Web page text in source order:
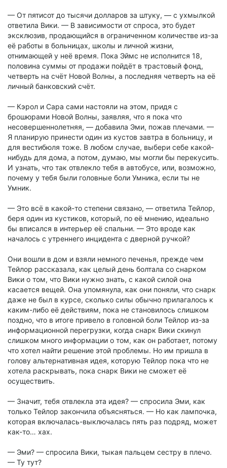
— От пятисот до тысячи долларов за штуку, — с ухмылкой
ответила Вики. — В зависимости от спроса, это будет
эксклюзив, продающийся в ограниченном количестве из-за
её работы в больницах, школы и личной жизни,
отнимающей у неё время. Пока Эймс не исполнится 18,
половина суммы от продажи пойдёт в трастовый фонд,
четверть на счёт Новой Волны, а последняя четверть на её
личный банковский счёт.
— Кэрол и Сара сами настояли на этом, придя с
брошюрами Новой Волны, заявляя, что я пока что
несовершеннолетняя, — добавила Эми, пожав плечами. —
Я планирую принести один из кустов завтра в больницу, и
для вестибюля тоже. В любом случае, выбери себе какой-
нибудь для дома, а потом, думаю, мы могли бы перекусить.
И узнать, что так отвлекло тебя в автобусе, или, возможно,
почему у тебя были головные боли Умника, если ты не
Умник.
— Это всё в какой-то степени связано, — ответила Тейлор,
беря один из кустиков, который, по её мнению, идеально
бы вписался в интерьер её спальни. — Это вроде как
началось с утреннего инцидента с дверной ручкой?
Они вошли в дом и взяли немного печенья, прежде чем
Тейлор рассказала, как целый день болтала со снарком
Вики о том, что Вики нужно знать, с какой силой она
касается вещей. Она упомянула, как они поняли, что снарк
даже не был в курсе, сколько силы обычно прилагалось к
каким-либо её действиям, пока не становилось слишком
поздно, что в итоге привело в головной боли Тейлор из-за
информационной перегрузки, когда снарк Вики скинул
слишком много информации о том, как он работает, потому
что хотел найти решение этой проблемы. Но им пришла в
голову альтернативная идея, которую Тейлор пока что не
хотела раскрывать, пока снарк Вики не сможет её
осуществить.
— Значит, тебя отвлекла эта идея? — спросила Эми, как
только Тейлор закончила объясняться. — Но как лампочка,
которая включалась-выключалась пять раз подряд, может
как-то… хах.
— Эми? — спросила Вики, тыкая пальцем сестру в плечо.
— Ту тут?